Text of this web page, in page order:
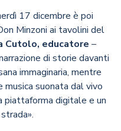
17 dicembre è poi
Minzoni ai tavolini del
Cutolo, educatore –
di storie davanti
immaginaria, mentre
suonata dal vivo
piattaforma digitale e un